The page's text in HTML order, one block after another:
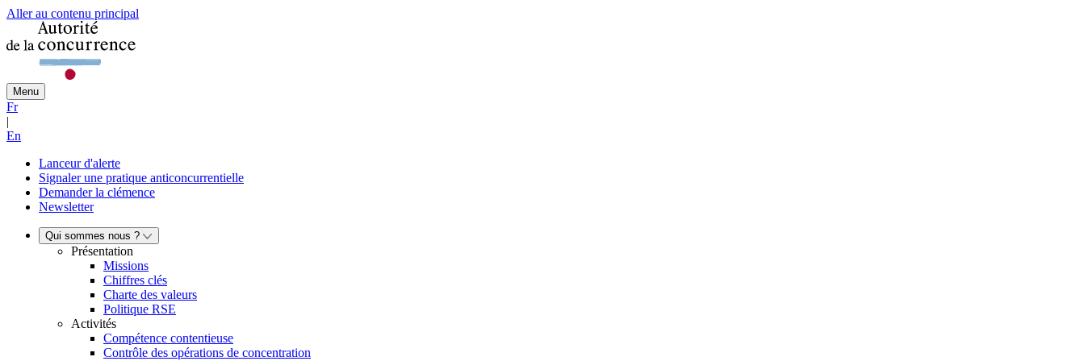
Aller au contenu principal
Menu
Fr
|
En
Lanceur d'alerte
Signaler une pratique anticoncurrentielle
Demander la clémence
Newsletter
Qui sommes nous ?
Présentation
Missions
Chiffres clés
Charte des valeurs
Politique RSE
Activités
Compétence contentieuse
Contrôle des opérations de concentration